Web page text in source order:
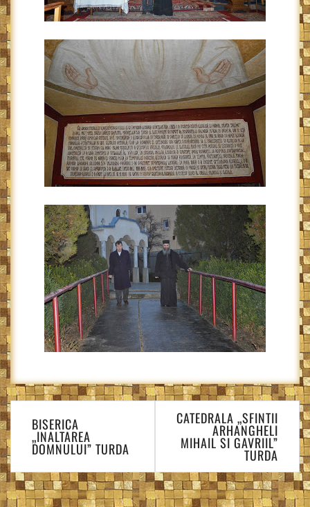
Navigare
în
articole
BISERICA
„INALTAREA
DOMNULUI” TURDA
CATEDRALA „SFINTII
ARHANGHELI
MIHAIL SI GAVRIIL”
TURDA